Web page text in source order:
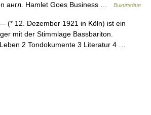
англ. Hamlet Goes Business …
Википедия
(* 12. Dezember 1921 in Köln) ist ein
mit der Stimmlage Bassbariton.
2 Tondokumente 3 Literatur 4 …